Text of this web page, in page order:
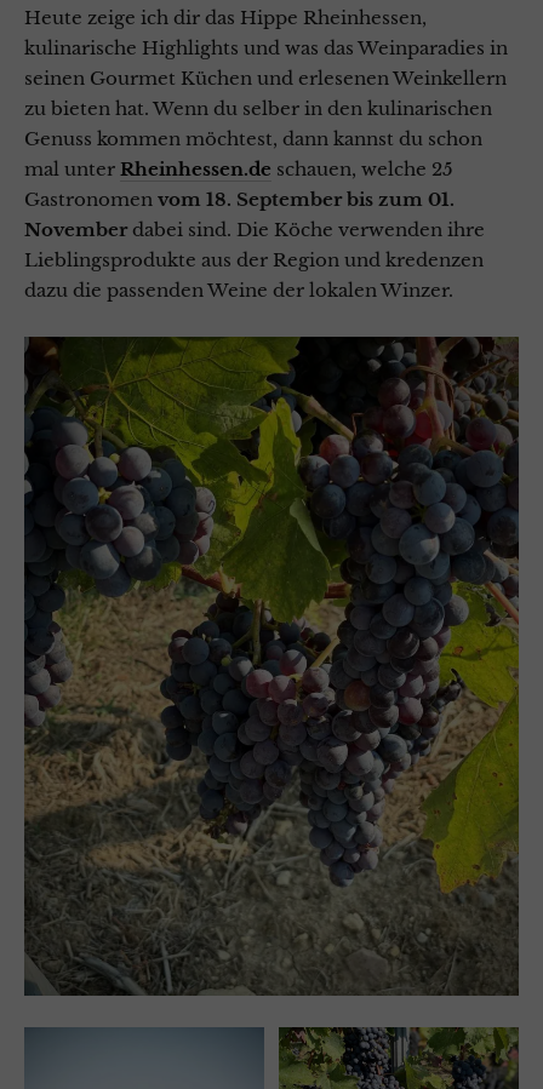
Heute zeige ich dir das Hippe Rheinhessen,
kulinarische Highlights und was das Weinparadies in
seinen Gourmet Küchen und erlesenen Weinkellern
zu bieten hat. Wenn du selber in den kulinarischen
Genuss kommen möchtest, dann kannst du schon
mal unter Rheinhessen.de schauen, welche 25
Gastronomen vom 18. September bis zum 01.
November dabei sind. Die Köche verwenden ihre
Lieblingsprodukte aus der Region und kredenzen
dazu die passenden Weine der lokalen Winzer.